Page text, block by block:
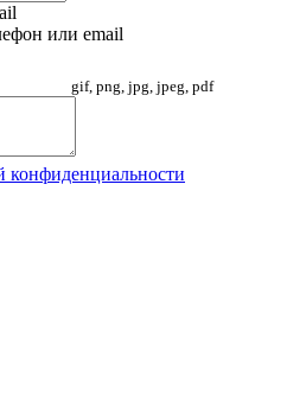
или email
gif, png, jpg, jpeg, pdf
конфиденциальности